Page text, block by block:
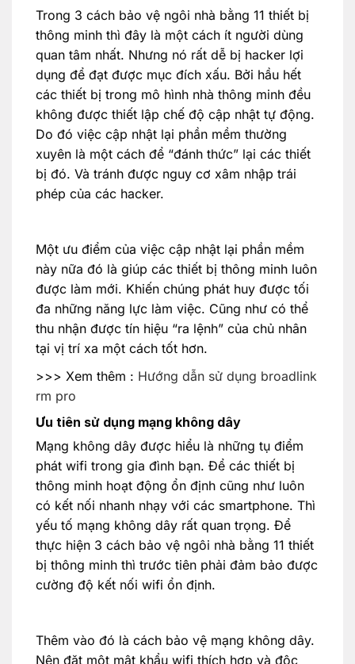
Trong 3 cách bảo vệ ngôi nhà bằng 11 thiết bị
thông minh thì đây là một cách ít người dùng
quan tâm nhất. Nhưng nó rất dễ bị hacker lợi
dụng để đạt được mục đích xấu. Bởi hầu hết
các thiết bị trong mô hình nhà thông minh đều
không được thiết lập chế độ cập nhật tự động.
Do đó việc cập nhật lại phần mềm thường
xuyên là một cách để “đánh thức” lại các thiết
bị đó. Và tránh được nguy cơ xâm nhập trái
phép của các hacker.
Một ưu điểm của việc cập nhật lại phần mềm
này nữa đó là giúp các thiết bị thông minh luôn
được làm mới. Khiến chúng phát huy được tối
đa những năng lực làm việc. Cũng như có thể
thu nhận được tín hiệu “ra lệnh” của chủ nhân
tại vị trí xa một cách tốt hơn.
>>> Xem thêm : Hướng dẫn sử dụng broadlink
rm pro
Ưu tiên sử dụng mạng không dây
Mạng không dây được hiểu là những tụ điểm
phát wifi trong gia đình bạn. Để các thiết bị
thông minh hoạt động ổn định cũng như luôn
có kết nối nhanh nhạy với các smartphone. Thì
yếu tố mạng không dây rất quan trọng. Để
thực hiện 3 cách bảo vệ ngôi nhà bằng 11 thiết
bị thông minh thì trước tiên phải đảm bảo được
cường độ kết nối wifi ổn định.
Thêm vào đó là cách bảo vệ mạng không dây.
Nên đặt một mật khẩu wifi thích hợp và độc